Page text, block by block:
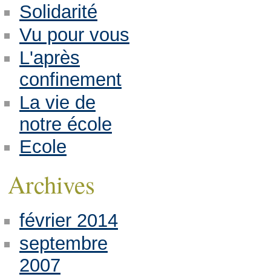
Solidarité
Vu pour vous
L'après
confinement
La vie de
notre école
Ecole
Archives
février 2014
septembre
2007